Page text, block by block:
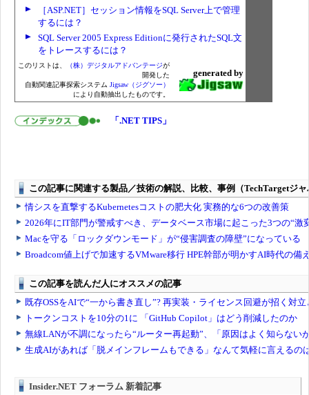
［ASP.NET］セッション情報をSQL Server上で管理
するには？
SQL Server 2005 Express Editionに発行されたSQL文
をトレースするには？
このリストは、 （株）デジタルアドバンテージが
開発した
自動関連記事探索システム Jigsaw（ジグソー）
により自動抽出したものです。
generated by
「.NET TIPS」
Insider.NET フォーラム 新着記事